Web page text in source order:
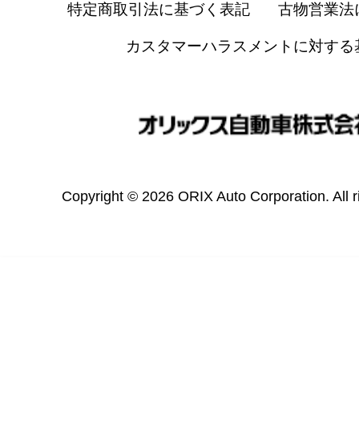
特定商取引法に基づく表記 古物営業法
カスタマーハラスメントに対する
Copyright © 2026 ORIX Auto Corporation. All